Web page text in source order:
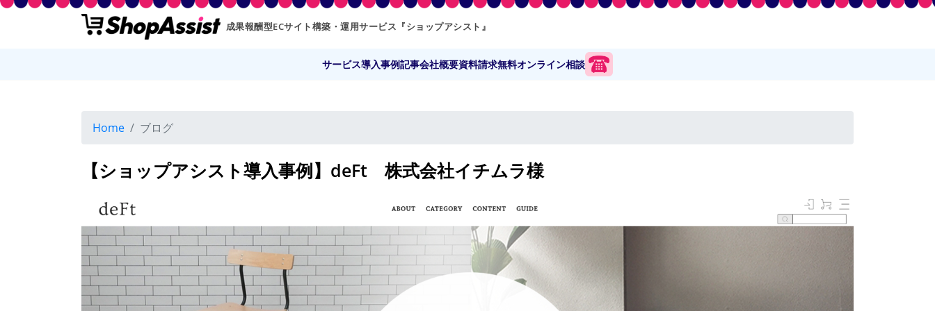
成果報酬型ECサイト構築・運用サービス『ショップアシスト』
サービス導入事例記事会社概要資料請求無料オンライン相談
Home ブログ
【ショップアシスト導入事例】deFt 株式会社イチムラ様